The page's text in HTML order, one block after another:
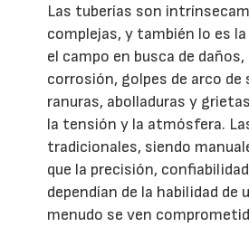
Las tuberías son
complejas, y también lo es
el campo en busca de
corrosión, golpes de arco de
ranuras, abolladuras y
la tensión y la atmósfera.
tradicionales, siendo
que la precisión,
dependían de la habilidad de
menudo se ven